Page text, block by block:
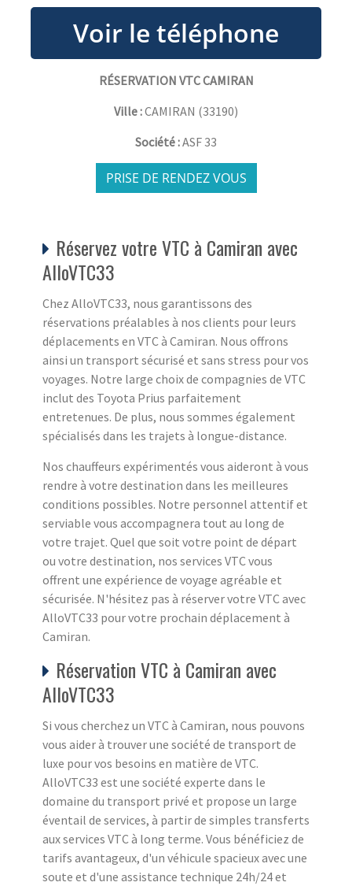
RÉSERVATION VTC CAMIRAN
Ville :CAMIRAN (33190)
Société :ASF 33
PRISE DE RENDEZ VOUS
Réservez votre VTC à Camiran avec
AlloVTC33
Chez AlloVTC33, nous garantissons des
réservations préalables à nos clients pour leurs
déplacements en VTC à Camiran. Nous offrons
ainsi un transport sécurisé et sans stress pour vos
voyages. Notre large choix de compagnies de VTC
inclut des Toyota Prius parfaitement
entretenues. De plus, nous sommes également
spécialisés dans les trajets à longue-distance.
Nos chauffeurs expérimentés vous aideront à vous
rendre à votre destination dans les meilleures
conditions possibles. Notre personnel attentif et
serviable vous accompagnera tout au long de
votre trajet. Quel que soit votre point de départ
ou votre destination, nos services VTC vous
offrent une expérience de voyage agréable et
sécurisée. N'hésitez pas à réserver votre VTC avec
AlloVTC33 pour votre prochain déplacement à
Camiran.
Réservation VTC à Camiran avec
AlloVTC33
Si vous cherchez un VTC à Camiran, nous pouvons
vous aider à trouver une société de transport de
luxe pour vos besoins en matière de VTC.
AlloVTC33 est une société experte dans le
domaine du transport privé et propose un large
éventail de services, à partir de simples transferts
aux services VTC à long terme. Vous bénéficiez de
tarifs avantageux, d'un véhicule spacieux avec une
soute et d'une assistance technique 24h/24 et